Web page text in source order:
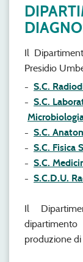
Il
Presidio
S.C.
S.C.
S.C.
S.C. Fisica
S.C.
S.C.D.U.
Il
produzione di